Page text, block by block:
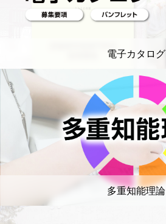
電子カタログ
多重知能理論